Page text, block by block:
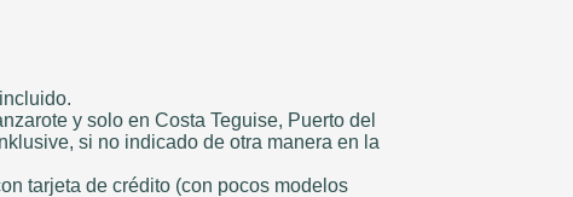
y solo en Costa Teguise, Puerto del
si no indicado de otra manera en la
tarjeta de crédito (con pocos modelos